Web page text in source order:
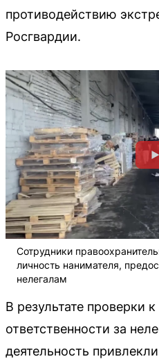
противодействию
Росгвардии.
Сотрудники
личность нанимателя,
нелегалам
В результате проверки
ответственности за
деятельность